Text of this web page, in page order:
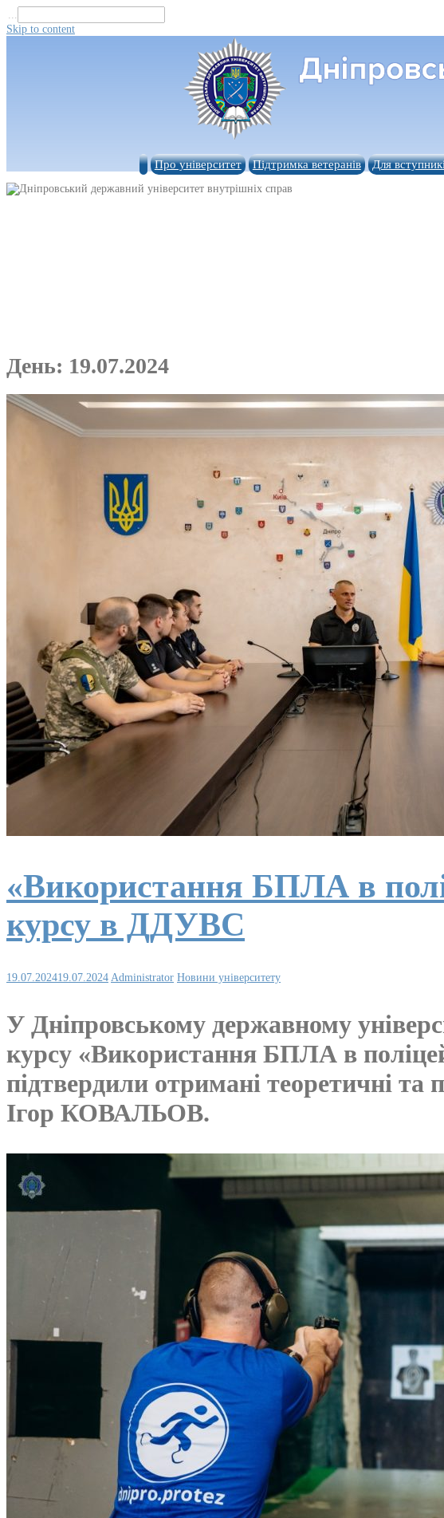
...
Skip to content
Про університет Підтримка ветеранів Для
День: 19.07.2024
«Використання БПЛА в
курсу в ДДУВС
19.07.202419.07.2024 Administrator Новини університету
У Дніпровському державному
курсу «Використання БПЛА в
підтвердили отримані теоретичні
Ігор КОВАЛЬОВ.